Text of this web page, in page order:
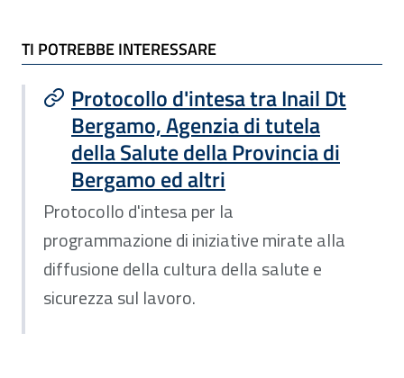
TI POTREBBE INTERESSARE
TI POTREBBE INTERESSARE
Protocollo d'intesa tra Inail Dt
Bergamo, Agenzia di tutela
della Salute della Provincia di
Bergamo ed altri
Protocollo d'intesa per la
programmazione di iniziative mirate alla
diffusione della cultura della salute e
sicurezza sul lavoro.